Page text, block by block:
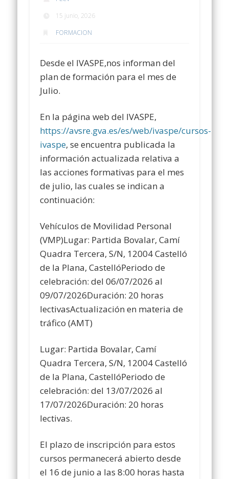
15 junio, 2026
FORMACION
Desde el IVASPE,nos informan del
plan de formación para el mes de
Julio.
En la página web del IVASPE,
https://avsre.gva.es/es/web/ivaspe/cursos-
ivaspe, se encuentra publicada la
información actualizada relativa a
las acciones formativas para el mes
de julio, las cuales se indican a
continuación:
Vehículos de Movilidad Personal
(VMP)Lugar: Partida Bovalar, Camí
Quadra Tercera, S/N, 12004 Castelló
de la Plana, CastellóPeriodo de
celebración: del 06/07/2026 al
09/07/2026Duración: 20 horas
lectivasActualización en materia de
tráfico (AMT)
Lugar: Partida Bovalar, Camí
Quadra Tercera, S/N, 12004 Castelló
de la Plana, CastellóPeriodo de
celebración: del 13/07/2026 al
17/07/2026Duración: 20 horas
lectivas.
El plazo de inscripción para estos
cursos permanecerá abierto desde
el 16 de junio a las 8:00 horas hasta